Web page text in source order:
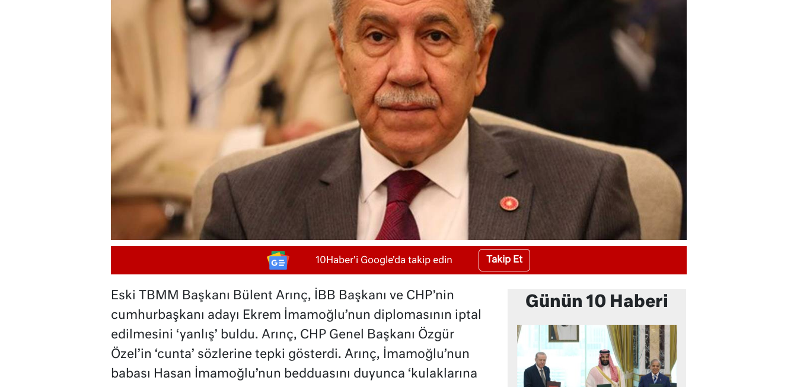
10Haber'i Google'da takip edin Takip Et
Eski TBMM Başkanı Bülent Arınç, İBB Başkanı ve CHP’nin
cumhurbaşkanı adayı Ekrem İmamoğlu’nun diplomasının iptal
edilmesini ‘yanlış’ buldu. Arınç, CHP Genel Başkanı Özgür
Özel’in ‘cunta’ sözlerine tepki gösterdi. Arınç, İmamoğlu’nun
babası Hasan İmamoğlu’nun bedduasını duyunca ‘kulaklarına
Günün 10 Haberi